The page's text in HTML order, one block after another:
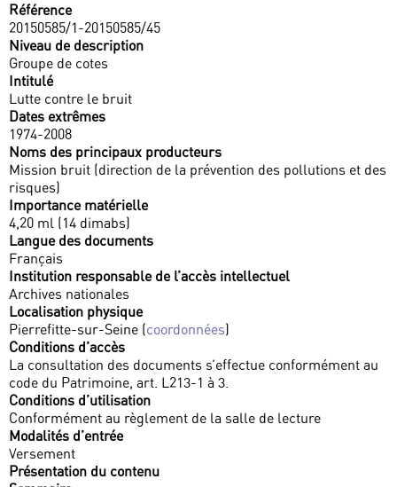
Référence
20150585/1-20150585/45
Niveau de description
Groupe de cotes
Intitulé
Lutte contre le bruit
Dates extrêmes
1974-2008
Noms des principaux producteurs
Mission bruit (direction de la prévention des pollutions et des
risques)
Importance matérielle
4,20 ml (14 dimabs)
Langue des documents
Français
Institution responsable de l’accès intellectuel
Archives nationales
Localisation physique
Pierrefitte-sur-Seine (coordonnées)
Conditions d’accès
La consultation des documents s’effectue conformément au
code du Patrimoine, art. L213-1 à 3.
Conditions d’utilisation
Conformément au règlement de la salle de lecture
Modalités d’entrée
Versement
Présentation du contenu